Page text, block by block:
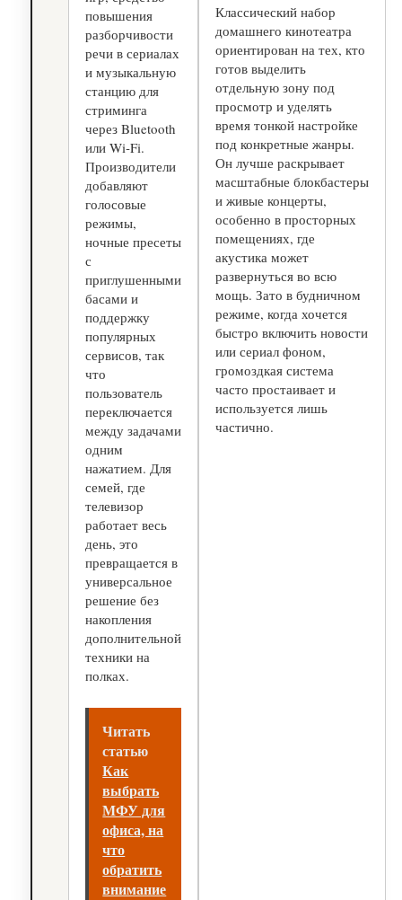
повышения
разборчивости
речи в сериалах
и музыкальную
станцию для
стриминга
через Bluetooth
или Wi‑Fi.
Производители
добавляют
голосовые
режимы,
ночные пресеты
с
приглушенными
басами и
поддержку
популярных
сервисов, так
что
пользователь
переключается
между задачами
одним
нажатием. Для
семей, где
телевизор
работает весь
день, это
превращается в
универсальное
решение без
накопления
дополнительной
техники на
полках.
Читать
статью
Как
выбрать
МФУ для
офиса, на
что
обратить
внимание
Классический набор
домашнего кинотеатра
ориентирован на тех, кто
готов выделить
отдельную зону под
просмотр и уделять
время тонкой настройке
под конкретные жанры.
Он лучше раскрывает
масштабные блокбастеры
и живые концерты,
особенно в просторных
помещениях, где
акустика может
развернуться во всю
мощь. Зато в будничном
режиме, когда хочется
быстро включить новости
или сериал фоном,
громоздкая система
часто простаивает и
используется лишь
частично.